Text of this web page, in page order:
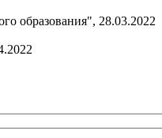
образования", 28.03.2022